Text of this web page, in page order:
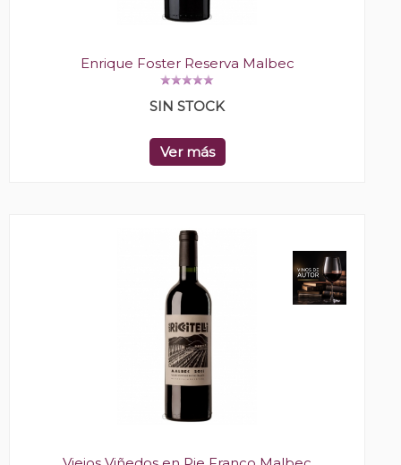
Enrique Foster Reserva Malbec
SIN STOCK
Ver más